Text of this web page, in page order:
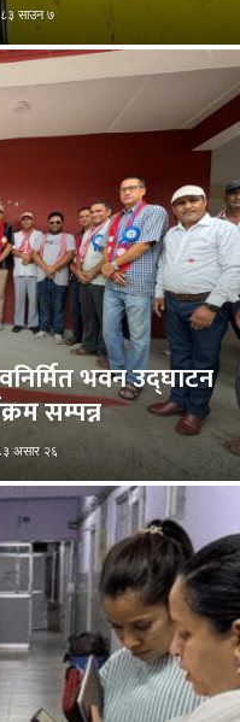
साउन ७
भवन उद्घाटन
सम्पन्न
असार २६